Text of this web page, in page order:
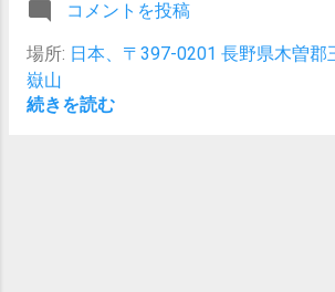
晴れて景色、歩き共に楽
た。 御嶽は雰囲気が他
コメントを投稿
場所: 日本、〒397-0201 長野県木曽郡
嶽山
続きを読む